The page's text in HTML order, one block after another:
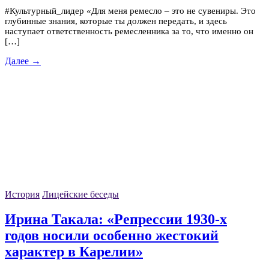
#Культурный_лидер «Для меня ремесло – это не сувениры. Это
глубинные знания, которые ты должен передать, и здесь
наступает ответственность ремесленника за то, что именно он
[…]
Далее →
История Лицейские беседы
Ирина Такала: «Репрессии 1930-х
годов носили особенно жестокий
характер в Карелии»